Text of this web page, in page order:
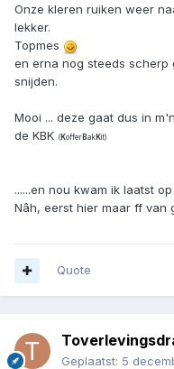
Onze kleren ruiken weer
lekker.
Topmes
en erna nog steeds scherp
snijden.
Mooi ... deze gaat dus in
de KBK ( Koffer Bak Kit)
......en nou kwam ik laatst
Nâh, eerst hier maar ff van
Quote
Geplaatst: 5